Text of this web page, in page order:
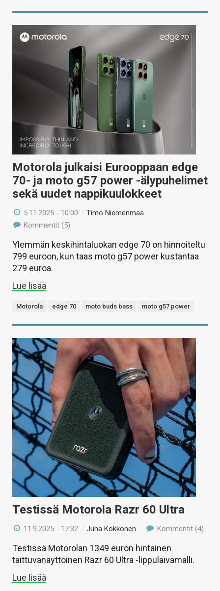
Motorola julkaisi Eurooppaan edge
70- ja moto g57 power -älypuhelimet
sekä uudet nappikuulokkeet
5.11.2025 - 10:00 /Timo Niemenmaa
Kommentit (5)
Ylemmän keskihintaluokan edge 70 on hinnoiteltu
799 euroon, kun taas moto g57 power kustantaa
279 euroa.
Lue lisää
Motorola edge 70 moto buds bass moto g57 power
Testissä Motorola Razr 60 Ultra
11.9.2025 - 17:32 /Juha Kokkonen Kommentit (4)
Testissä Motorolan 1349 euron hintainen
taittuvanäyttöinen Razr 60 Ultra -lippulaivamalli.
Lue lisää